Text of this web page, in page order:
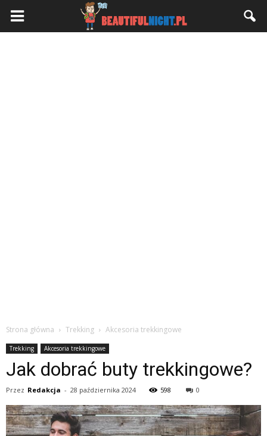
Strona główna Trekking Akcesoria trekkingowe
Trekking Akcesoria trekkingowe
Jak dobrać buty trekkingowe?
Przez Redakcja - 28 października 2024 598 0